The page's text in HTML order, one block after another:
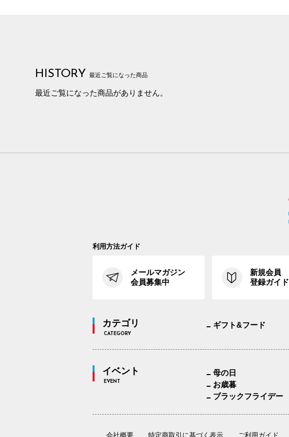
HISTORY 最近ご覧になった商品
最近ご覧になった商品がありません。
利用方法ガイド
メールマガジン
会員募集中
新規会員
登録ガイド
カテゴリ
CATEGORY
ギフト&フード
イベント
EVENT
母の日
お歳暮
ブラックフライデー
会社概要 特定商取引に基づく表示 ご利用ガイド